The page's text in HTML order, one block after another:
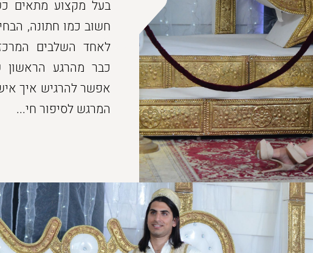
בעל מקצוע מתאים
חשוב כמו חתונה,
לאחד השלבים
כבר מהרגע הראשון
אפשר להרגיש איך
המרגש לסיפור חי...